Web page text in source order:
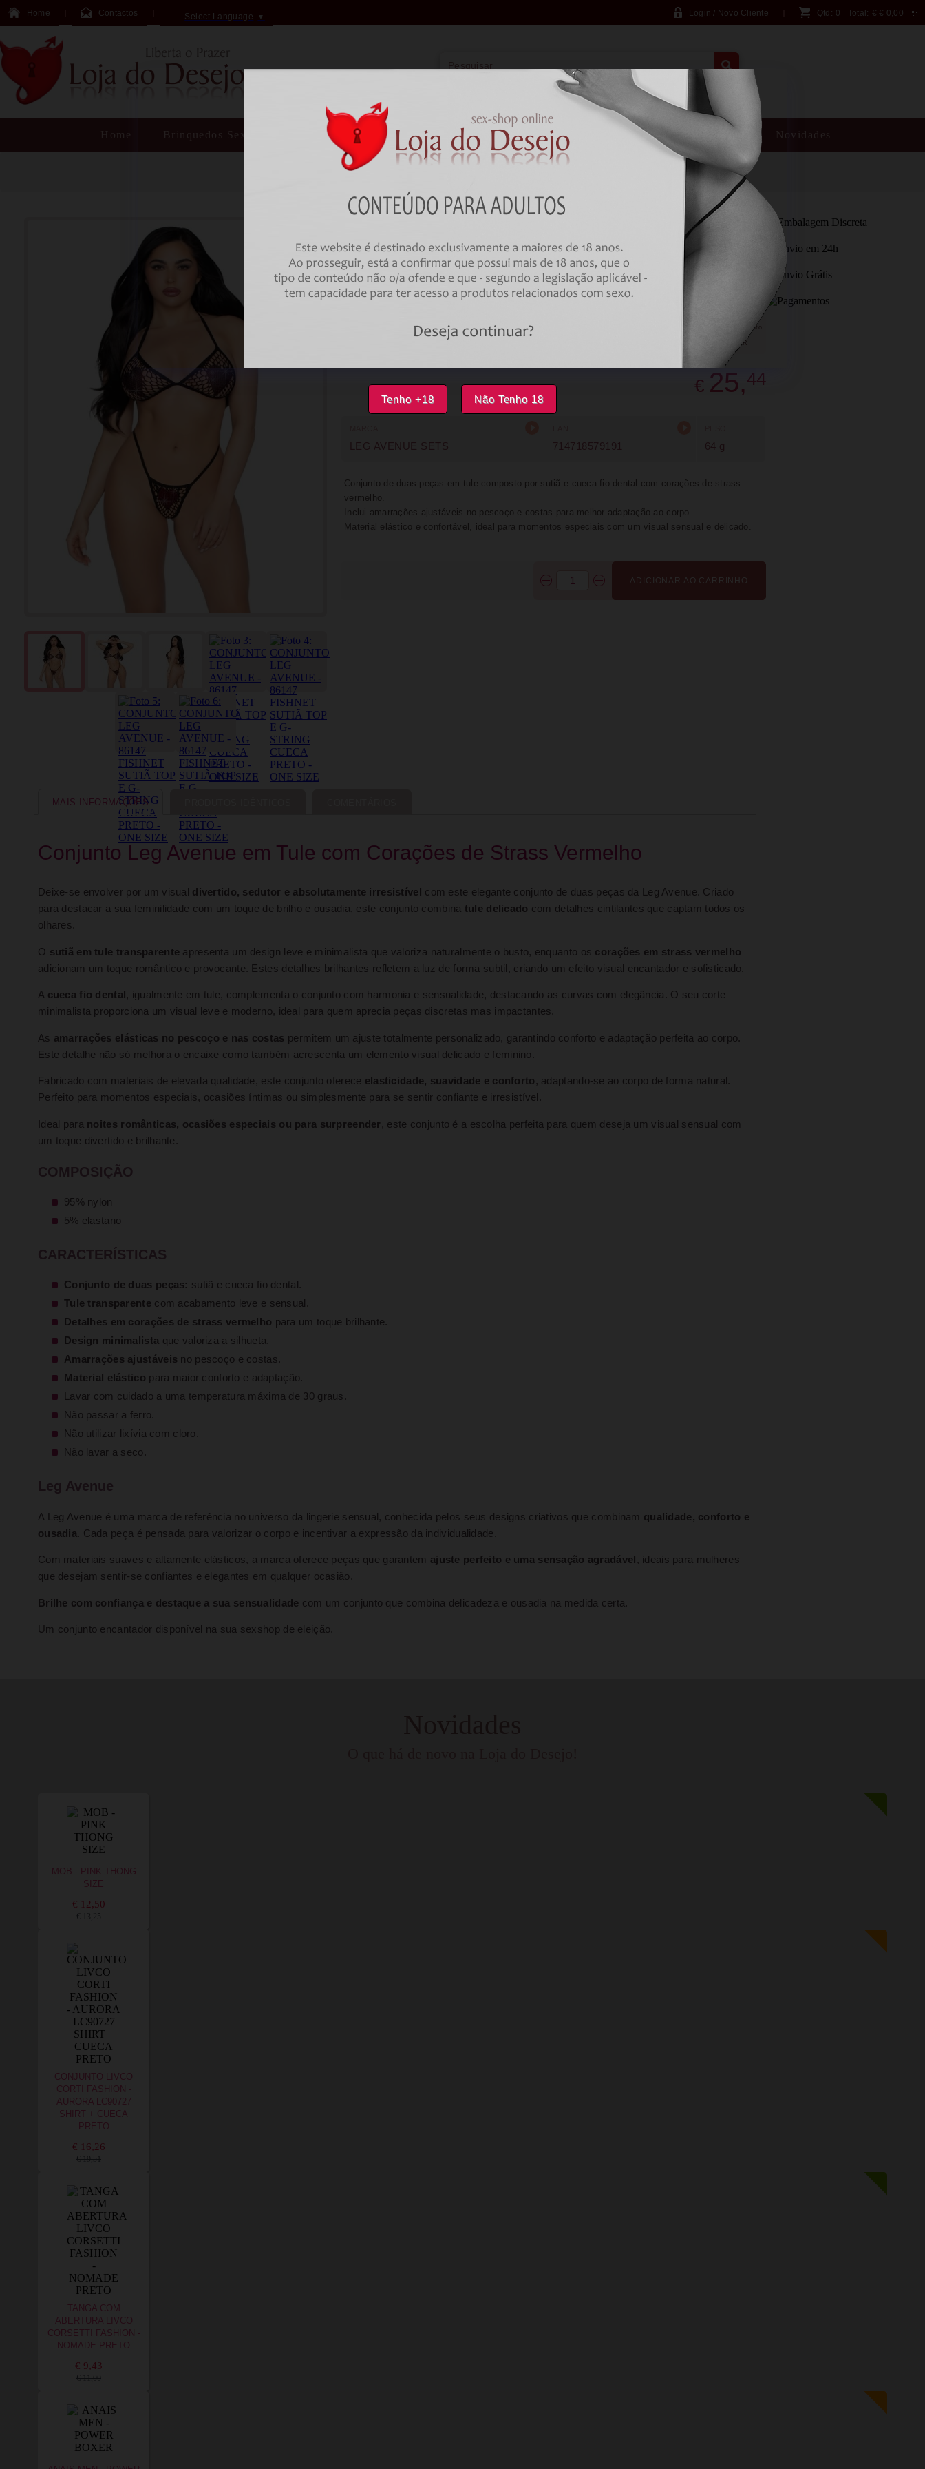
Tenho +18 Não Tenho 18
Home Contactos Select Language ▼ Login / Novo Cliente Qtd: 0 Total: € € 0,00
PESQUISA AVANÇADA
Home Brinquedos Sexuais Vibradores Lingerie Farmácia Brincadeiras Novidades
Lingerie
CONJUNTO LEG AVENUE - 86147 FISHNET SUTIÃ TOP E
G-STRING CUECA PRETO - ONE SIZE
Código:00035599
SUGERIR
€ 25,44
LEG AVENUE SETS 714718579191 64 g
Conjunto de duas peças em tule composto por sutiã e cueca fio dental com corações de strass
vermelho.
Inclui amarrações ajustáveis no pescoço e costas para melhor adaptação ao corpo.
Material elástico e confortável, ideal para momentos especiais com um visual sensual e delicado.
ADICIONAR AO CARRINHO
MAIS INFORMAÇÕES
Conjunto Leg Avenue em Tule com Corações de Strass Vermelho
Deixe-se envolver por um visual divertido, sedutor e absolutamente irresistível
com este elegante conjunto de duas peças da Leg Avenue. Criado
para destacar a sua feminilidade com um toque de brilho e ousadia, este conjunto combina tule delicado com detalhes cintilantes que captam todos os
olhares.
O sutiã em tule transparente apresenta um design leve e minimalista que valoriza naturalmente o busto, enquanto os corações em strass vermelho
adicionam um toque romântico e provocante. Estes detalhes brilhantes refletem a luz de forma subtil, criando um efeito visual encantador e sofisticado.
A cueca fio dental , igualmente em tule, complementa o conjunto com harmonia e sensualidade, destacando as curvas com elegância. O seu corte
minimalista proporciona um visual leve e moderno, ideal para quem aprecia peças discretas mas impactantes.
As amarrações elásticas no pescoço e nas costas permitem um ajuste totalmente personalizado, garantindo conforto e adaptação perfeita ao corpo.
Este detalhe não só melhora o encaixe como também acrescenta um elemento visual delicado e feminino.
Fabricado com materiais de elevada qualidade, este conjunto oferece elasticidade, suavidade e conforto , adaptando-se ao corpo de forma natural.
Perfeito para momentos especiais, ocasiões íntimas ou simplesmente para se sentir confiante e irresistível.
Ideal para noites românticas, ocasiões especiais ou para surpreender , este conjunto é a escolha perfeita para quem deseja um visual sensual com
um toque divertido e brilhante.
COMPOSIÇÃO
95% nylon
5% elastano
CARACTERÍSTICAS
Conjunto de duas peças: sutiã e cueca fio dental.
Tule transparente com acabamento leve e sensual.
Detalhes em corações de strass vermelho para um toque brilhante.
Design minimalista que valoriza a silhueta.
Amarrações ajustáveis no pescoço e costas.
Material elástico para maior conforto e adaptação.
Lavar com cuidado a uma temperatura máxima de 30 graus.
Não passar a ferro.
Não utilizar lixívia com cloro.
Não lavar a seco.
Leg Avenue
A Leg Avenue é uma marca de referência no universo da lingerie sensual, conhecida pelos seus designs criativos que combinam qualidade, conforto e
ousadia . Cada peça é pensada para valorizar o corpo e incentivar a expressão da individualidade.
Com materiais suaves e altamente elásticos, a marca oferece peças que garantem ajuste perfeito e uma sensação agradável , ideais para mulheres
que desejam sentir-se confiantes e elegantes em qualquer ocasião.
Brilhe com confiança e destaque a sua sensualidade com um conjunto que combina delicadeza e ousadia na medida certa.
Um conjunto encantador disponível na sua sexshop de eleição.
MOB - PINK THONG
SIZE
€ 12,50
€ 13,25
CONJUNTO LIVCO
CORTI FASHION -
AURORA LC90727
SHIRT + CUECA
PRETO
€ 16,26
€ 19,51
TANGA COM
ABERTURA LIVCO
CORSETTI FASHION -
NOMADE PRETO
€ 9,43
€ 11,00